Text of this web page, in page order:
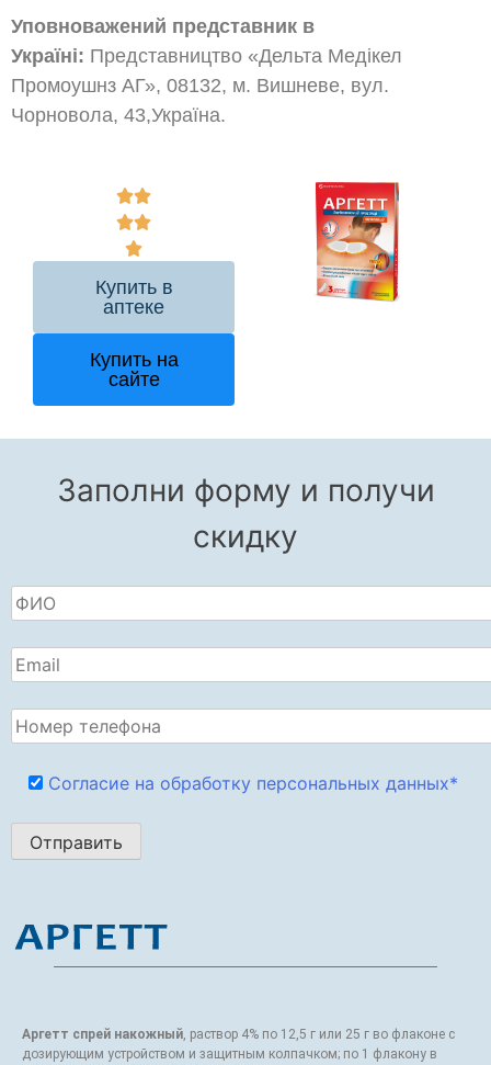
Уповноважений представник в
Україні: Представництво «Дельта Медікел
Промоушнз АГ», 08132, м. Вишневе, вул.
Чорновола, 43,Україна.
Купить в
аптеке
Купить на
сайте
Заполни форму и получи
скидку
Согласие на обработку персональных данных*
Аргетт спрей накожный, раствор 4% по 12,5 г или 25 г во флаконе с
дозирующим устройством и защитным колпачком; по 1 флакону в